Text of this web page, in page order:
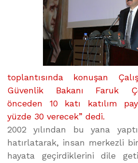
toplantısında konuşan
Güvenlik Bakanı Faruk
önceden 10 katı katılım
yüzde 30 verecek” dedi.
2002 yılından bu yana
hatırlatarak, insan merkezli
hayata geçirdiklerini dile